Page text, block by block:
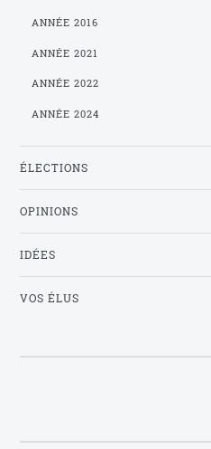
ANNÉE 2016
ANNÉE 2021
ANNÉE 2022
ANNÉE 2024
ÉLECTIONS
OPINIONS
IDÉES
VOS ÉLUS